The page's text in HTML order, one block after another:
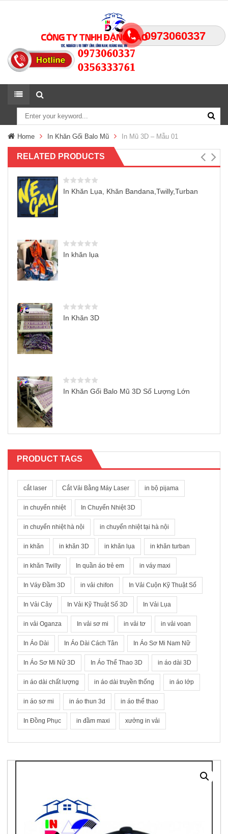
0973060337
Home In Khăn Gối Balo Mũ In Mũ 3D – Mẫu 01
RELATED PRODUCTS
In Khăn Lụa, Khăn Bandana,Twilly,Turban
In khăn lụa
In Khăn 3D
In Khăn Gối Balo Mũ 3D Số Lượng Lớn
PRODUCT TAGS
cắt laser Cắt Vải Bằng Máy Laser in bộ pijama
in chuyển nhiệt In Chuyển Nhiệt 3D
in chuyển nhiệt hà nội in chuyển nhiệt tại hà nội
in khăn in khăn 3D in khăn lụa in khăn turban
in khăn Twilly In quần áo trẻ em in váy maxi
In Váy Đầm 3D in vải chifon In Vải Cuộn Kỹ Thuật Số
In Vải Cây In Vải Kỹ Thuật Số 3D In Vải Lụa
in vải Oganza In vải sơ mi in vải tơ in vải voan
In Áo Dài In Áo Dài Cách Tân In Áo Sơ Mi Nam Nữ
In Áo Sơ Mi Nữ 3D In Áo Thể Thao 3D in áo dài 3D
in áo dài chất lượng in áo dài truyền thống in áo lớp
in áo sơ mi in áo thun 3d in áo thể thao
In Đồng Phục in đầm maxi xưởng in vải